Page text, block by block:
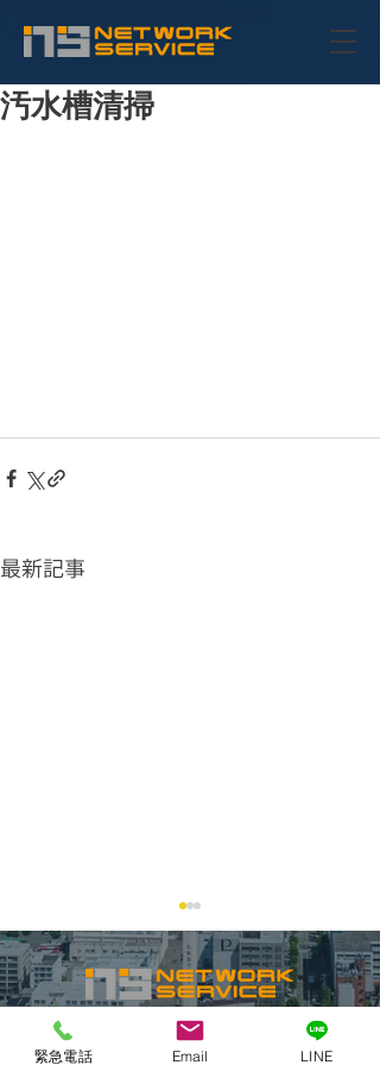
汚水槽清掃
最新記事
緊急電話 Email LINE